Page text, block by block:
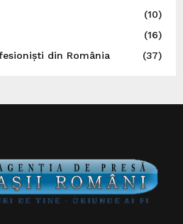
(10)
(16)
din România
(37)